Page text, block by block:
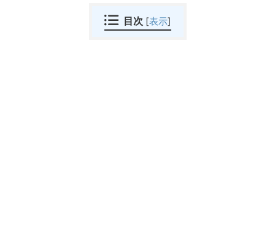
目次 [表示]